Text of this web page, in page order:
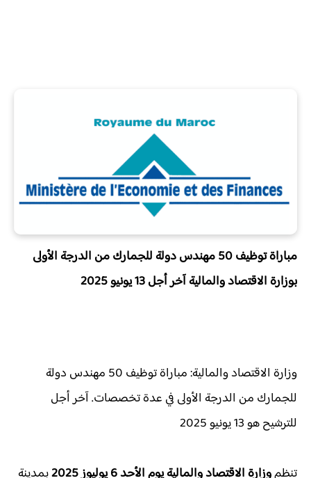
مباراة توظيف 50 مهندس دولة للجمارك من الدرجة الأولى
بوزارة الاقتصاد والمالية آخر أجل 13 يونيو 2025
وزارة الاقتصاد والمالية: مباراة توظيف 50 مهندس دولة
للجمارك من الدرجة الأولى في عدة تخصصات. آخر أجل
للترشيح هو 13 يونيو 2025